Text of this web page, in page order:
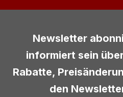
Newsletter
informiert sein
Rabatte,
den